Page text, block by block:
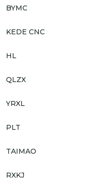
BYMC
KEDE CNC
HL
QLZX
YRXL
PLT
TAIMAO
RXKJ